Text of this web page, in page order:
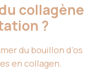
collagène
?
du bouillon d’os
en collagen.